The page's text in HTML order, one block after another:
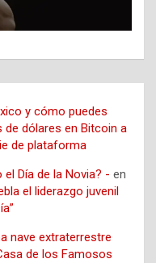
y cómo puedes
de dólares en Bitcoin a
de plataforma
Día de la Novia? - en
el liderazgo juvenil
nave extraterrestre
de los Famosos